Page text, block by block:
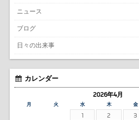
ニュース
ブログ
日々の出来事
カレンダー
2026年4月
月 火 水 木 金
1 2 3